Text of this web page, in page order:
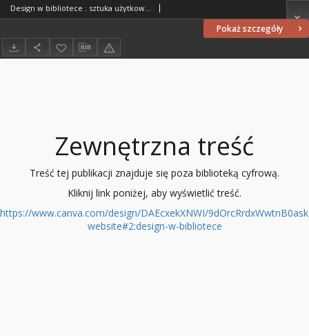
Pokaż szczegóły
Design w bibliotece : sztuka użytkowa okresu PRL w regionalnych zbiorach WMBC
Zewnętrzna treść
Treść tej publikacji znajduje się poza biblioteką cyfrową.
Kliknij link poniżej, aby wyświetlić treść.
https://www.canva.com/design/DAEcxekXNWI/
website#2:design-w-bibliotece